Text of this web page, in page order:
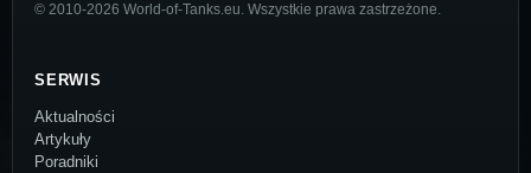
© 2010-2026 World-of-Tanks.eu. Wszystkie prawa zastrzeżone.
SERWIS
Aktualności
Artykuły
Poradniki